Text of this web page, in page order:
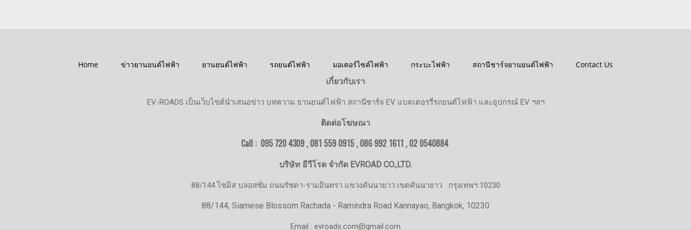
Home ข่าวยานยนต์ไฟฟ้า ยานยนต์ไฟฟ้า รถยนต์ไฟฟ้า มอเตอร์ไซค์ไฟฟ้า กระบะไฟฟ้า สถานีชาร์จยานยนต์ไฟฟ้า
Contact Us
เกี่ยวกับเรา
EV-ROADS เป็นเว็บไซต์นำเสนอข่าว บทความ ยานยนต์ไฟฟ้า สถานีชาร์จ EV แบตเตอรรี่รถยนต์ไฟฟ้า และอุปกรณ์ EV ฯลฯ
ติดต่อโฆษณา
Call : 095 720 4309 , 081 559 0915 , 086 992 1611 ,02 0540884
บริษัท อีวีโรด จำกัด EVROAD CO.,LTD.
88/144 ไซมิส บลอสซั่ม ถนนรัชดา-รามอินทรา แขวงคันนายาว เขตคันนายาว กรุงเทพฯ 10230
88/144, Siamese Blossom Rachada - Ramindra Road Kannayao, Bangkok, 10230
Email : evroads.com@gmail.com